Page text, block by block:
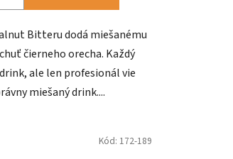
Bitteru dodá miešanému
čierneho orecha. Každý
ale len profesionál vie
miešaný drink....
Kód: 172-189